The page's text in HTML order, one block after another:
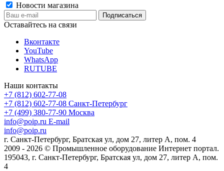
Новости магазина
Оставайтесь на связи
Вконтакте
YouTube
WhatsApp
RUTUBE
Наши контакты
+7 (812) 602-77-08
+7 (812) 602-77-08 Санкт-Петербург
+7 (499) 380-77-90 Москва
info@poip.ru E-mail
info@poip.ru
г. Санкт-Петербург, Братская ул, дом 27, литер А, пом. 4
2009 - 2026 © Промышленное оборудование Интернет портал.
195043, г. Санкт-Петербург, Братская ул, дом 27, литер А, пом.
4